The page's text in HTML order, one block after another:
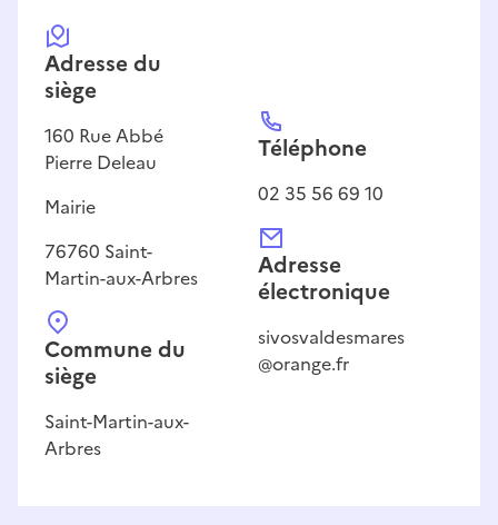
Adressedu
siège
160 Rue Abbé
Pierre Deleau
Mairie
76760 Saint-
Martin-aux-Arbres
Commune du
siège
Saint-Martin-aux-
Arbres
Téléphone
02 35 56 69 10
Adresse
électronique
sivosvaldesmares
@orange.fr